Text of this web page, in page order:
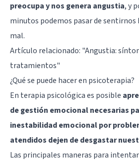
preocupa y nos genera angustia, y
minutos podemos pasar de
mal.
Artículo relacionado: "Angustia:
tratamientos"
¿Qué se puede hacer en psicoterapia?
En terapia psicológica es posible
de gestión emocional necesarias
inestabilidad emocional por
atendidos dejen de desgastar
Las principales maneras para